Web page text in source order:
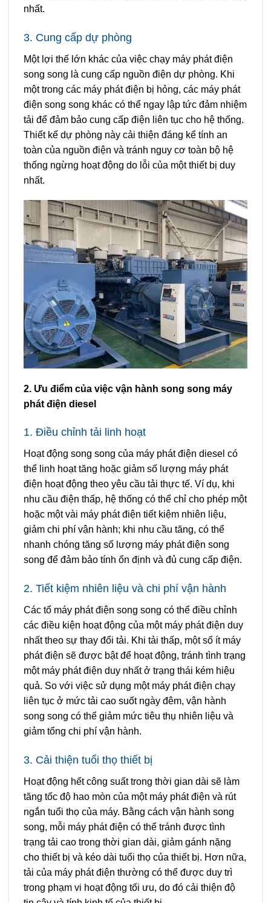
nhất.
3. Cung cấp dự phòng
Một lợi thế lớn khác của việc chạy máy phát điện
song song là cung cấp nguồn điện dự phòng. Khi
một trong các máy phát điện bị hỏng, các máy phát
điện song song khác có thể ngay lập tức đảm nhiệm
tải để đảm bảo cung cấp điện liên tục cho hệ thống.
Thiết kế dự phòng này cải thiện đáng kể tính an
toàn của nguồn điện và tránh nguy cơ toàn bộ hệ
thống ngừng hoạt động do lỗi của một thiết bị duy
nhất.
2. Ưu điểm của việc vận hành song song máy
phát điện diesel
1. Điều chỉnh tải linh hoạt
Hoạt động song song của máy phát điện diesel có
thể linh hoạt tăng hoặc giảm số lượng máy phát
điện hoạt động theo yêu cầu tải thực tế. Ví dụ, khi
nhu cầu điện thấp, hệ thống có thể chỉ cho phép một
hoặc một vài máy phát điện tiết kiệm nhiên liệu,
giảm chi phí vận hành; khi nhu cầu tăng, có thể
nhanh chóng tăng số lượng máy phát điện song
song để đảm bảo tính ổn định và đủ cung cấp điện.
2. Tiết kiệm nhiên liệu và chi phí vận hành
Các tổ máy phát điện song song có thể điều chỉnh
các điều kiện hoạt động của một máy phát điện duy
nhất theo sự thay đổi tải. Khi tải thấp, một số ít máy
phát điện sẽ được bật để hoạt động, tránh tình trạng
một máy phát điện duy nhất ở trạng thái kém hiệu
quả. So với việc sử dụng một máy phát điện chạy
liên tục ở mức tải cao suốt ngày đêm, vận hành
song song có thể giảm mức tiêu thụ nhiên liệu và
giảm tổng chi phí vận hành.
3. Cải thiện tuổi thọ thiết bị
Hoạt động hết công suất trong thời gian dài sẽ làm
tăng tốc độ hao mòn của một máy phát điện và rút
ngắn tuổi thọ của máy. Bằng cách vận hành song
song, mỗi máy phát điện có thể tránh được tình
trạng tải cao trong thời gian dài, giảm gánh nặng
cho thiết bị và kéo dài tuổi thọ của thiết bị. Hơn nữa,
tải của máy phát điện thường có thể được duy trì
trong phạm vi hoạt động tối ưu, do đó cải thiện độ